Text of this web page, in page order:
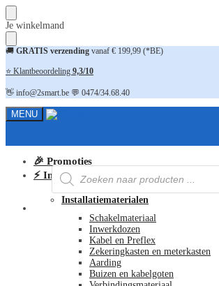
Skip
to
navigation
Skip
to
content
Je winkelmand
🚚 GRATIS verzending vanaf € 199,99 (*BE)
⭐ Klantbeoordeling 9,3/10
👋 info@2smart.be 💬 0474/34.68.40
MENU
Producten
zoeken
🎉 Promoties
⚡ Installatiematerialen
Installatiematerialen
Schakelmateriaal
Inwerkdozen
Kabel en Preflex
Zekeringkasten en meterkasten
Aarding
Buizen en kabelgoten